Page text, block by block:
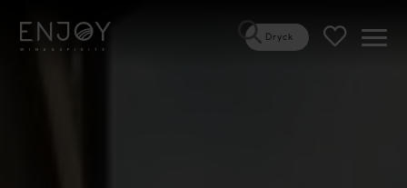
Dryck